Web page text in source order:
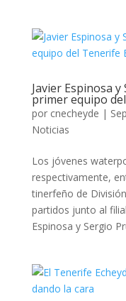
Javier Espinosa
primer equipo
por cnecheyde |
Noticias
Los jóvenes
respectivamente,
tinerfeño de
partidos junto al
Espinosa y Sergio